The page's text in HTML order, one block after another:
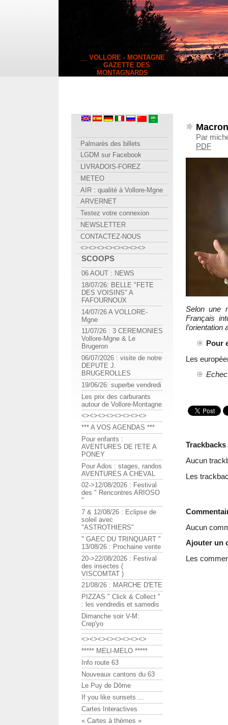
__ VOLLORE - MONTAGNE
__ GAZETTE DES
MONTAGNARDS
Par
PDF
Selon une
Français
l’orientation
Pour
Les
Trackbacks
Aucun
Les
Aucun
Ajouter un
Les
Palmarès des billets
LGDM sur Facebook
LIVRADOIS-FOREZ
METEO
AIR : qualité à Vollore-Mgne
ARVERNET
Testez votre connexion
NEWSLETTER
CONTACTEZ-NOUS
<><><><><><><><>
SCOOPS
06 AOUT : NEWS
18/07/26: BELLE "FETE
DES VOISINS" A
FAFOURNOUX
14/07/26 A VOLLORE-
Mgne
11/07/26 : 3 CEREMONIES
Vollore-Mgne & Le
Brugeron
06/07/2026 : visite de notre
DEPUTE J.
BRUGEROLLES
19/06/26: superbe vendredi
Les prix des carburants
autour de Vollore-Montagne
<><><><><><><><>
*** A VOS AGENDAS ***
Pour enfants :
AVENTURES DE l'ETE A
PONEY
Pour Ados : stages, randos
AVENTURES A CHEVAL
02->12/08/2026 : Festival
des " Rencontres ARIOSO
"
7 & 12/08/26 : Eclipse de
soleil avec
"ASTROTHIERS"
" GAEC DU TRINQUART "
13/08/26 : Prochaine vente
20->22/08/2026 : Festival
des insectes (
VISCOMTAT )
21/08/26 : MARCHE D'ETE
PIZZAS " Click & Collect "
: les vendredis et samedis
Dimanche soir V-M:
Crep'yo
<><><><><><><><>
***** MELI-MELO *****
Info route 63
Nouveaux cantons du 63
Le Puy de Dôme
If you like sunsets ...
Cartes Interactives
« Cartes à thèmes »